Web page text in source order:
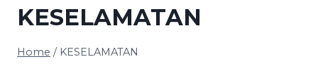
KESELAMATAN
Home / KESELAMATAN